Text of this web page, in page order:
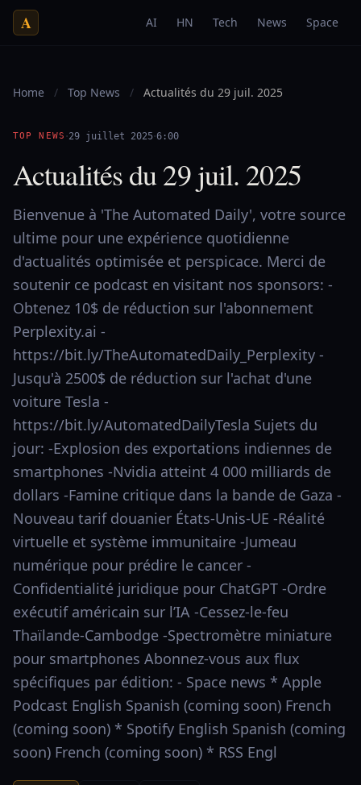
A AI HN Tech News Space
Home / Top News / Actualités du 29 juil. 2025
TOP NEWS ·29 juillet 2025·6:00
Actualités du 29 juil. 2025
Bienvenue à 'The Automated Daily', votre source
ultime pour une expérience quotidienne
d'actualités optimisée et perspicace. Merci de
soutenir ce podcast en visitant nos sponsors: -
Obtenez 10$ de réduction sur l'abonnement
Perplexity.ai -
https://bit.ly/TheAutomatedDaily_Perplexity -
Jusqu'à 2500$ de réduction sur l'achat d'une
voiture Tesla -
https://bit.ly/AutomatedDailyTesla Sujets du
jour: -Explosion des exportations indiennes de
smartphones -Nvidia atteint 4 000 milliards de
dollars -Famine critique dans la bande de Gaza -
Nouveau tarif douanier États-Unis-UE -Réalité
virtuelle et système immunitaire -Jumeau
numérique pour prédire le cancer -
Confidentialité juridique pour ChatGPT -Ordre
exécutif américain sur l’IA -Cessez-le-feu
Thaïlande-Cambodge -Spectromètre miniature
pour smartphones Abonnez-vous aux flux
spécifiques par édition: - Space news * Apple
Podcast English Spanish (coming soon) French
(coming soon) * Spotify English Spanish (coming
soon) French (coming soon) * RSS Engl